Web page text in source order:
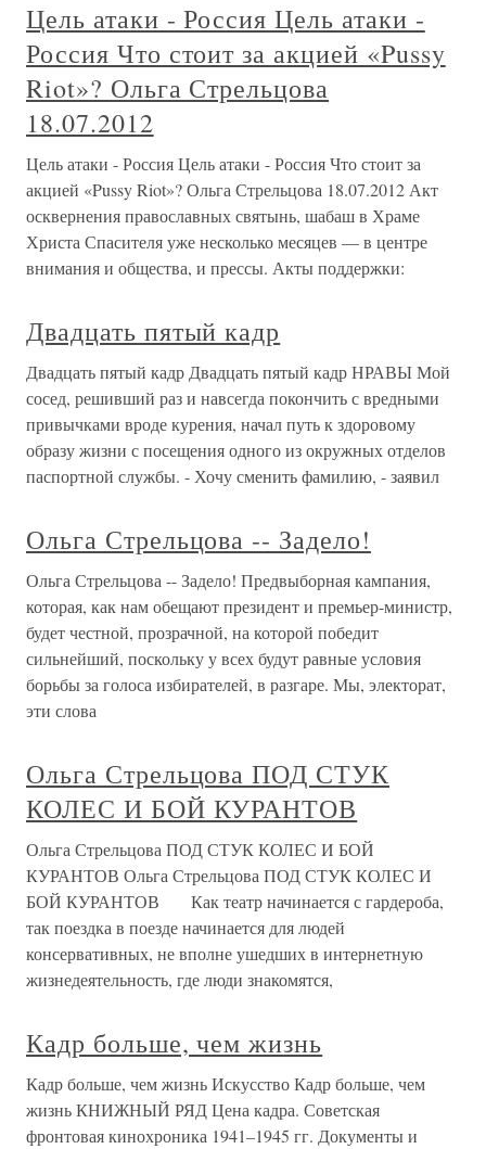
Цель атаки - Россия Цель атаки -
Россия Что стоит за акцией «Pussy
Riot»? Ольга Стрельцова
18.07.2012
Цель атаки - Россия Цель атаки - Россия Что стоит за
акцией «Pussy Riot»? Ольга Стрельцова 18.07.2012 Акт
осквернения православных святынь, шабаш в Храме
Христа Спасителя уже несколько месяцев — в центре
внимания и общества, и прессы. Акты поддержки:
Двадцать пятый кадр
Двадцать пятый кадр Двадцать пятый кадр НРАВЫ Мой
сосед, решивший раз и навсегда покончить с вредными
привычками вроде курения, начал путь к здоровому
образу жизни с посещения одного из окружных отделов
паспортной службы. - Хочу сменить фамилию, - заявил
Ольга Стрельцова -- Задело!
Ольга Стрельцова -- Задело! Предвыборная кампания,
которая, как нам обещают президент и премьер-министр,
будет честной, прозрачной, на которой победит
сильнейший, поскольку у всех будут равные условия
борьбы за голоса избирателей, в разгаре. Мы, электорат,
эти слова
Ольга Стрельцова ПОД СТУК
КОЛЕС И БОЙ КУРАНТОВ
Ольга Стрельцова ПОД СТУК КОЛЕС И БОЙ
КУРАНТОВ Ольга Стрельцова ПОД СТУК КОЛЕС И
БОЙ КУРАНТОВ Как театр начинается с гардероба,
так поездка в поезде начинается для людей
консервативных, не вполне ушедших в интернетную
жизнедеятельность, где люди знакомятся,
Кадр больше, чем жизнь
Кадр больше, чем жизнь Искусство Кадр больше, чем
жизнь КНИЖНЫЙ РЯД Цена кадра. Советская
фронтовая кинохроника 1941–1945 гг. Документы и